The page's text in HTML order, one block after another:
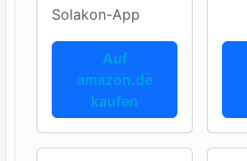
Solakon-App
Auf
amazon.de
kaufen